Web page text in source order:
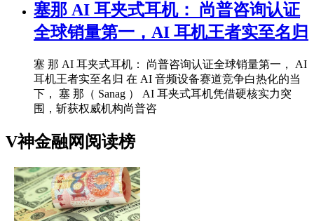
塞那 AI 耳夹式耳机： 尚普咨询认证
全球销量第一，AI 耳机王者实至名归
塞 那 AI 耳夹式耳机： 尚普咨询认证全球销量第一， AI
耳机王者实至名归 在 AI 音频设备赛道竞争白热化的当
下， 塞 那（ Sanag ） AI 耳夹式耳机凭借硬核实力突
围，斩获权威机构尚普咨
V神金融网阅读榜